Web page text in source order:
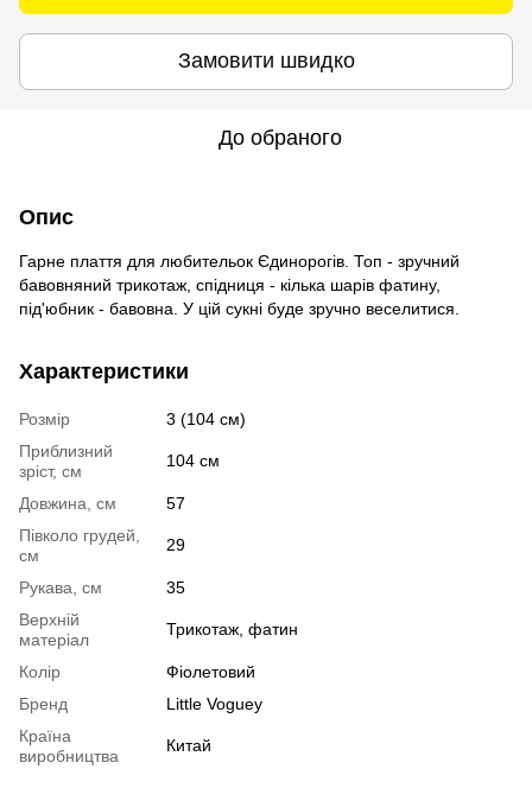
Замовити швидко
До обраного
Опис
Гарне плаття для любительок Єдинорогів. Топ - зручний
бавовняний трикотаж, спідниця - кілька шарів фатину,
під'юбник - бавовна. У цій сукні буде зручно веселитися.
Характеристики
Розмір
3 (104 см)
Приблизний
зріст, см
104 см
Довжина, см
57
Півколо грудей,
см
29
Рукава, см
35
Верхній
матеріал
Трикотаж, фатин
Колір
Фіолетовий
Бренд
Little Voguey
Країна
виробництва
Китай